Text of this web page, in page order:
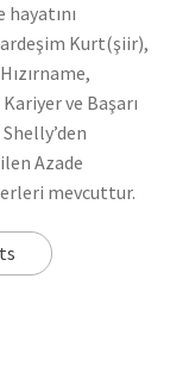
Kurt(şiir),
ve Başarı
Azade
mevcuttur.